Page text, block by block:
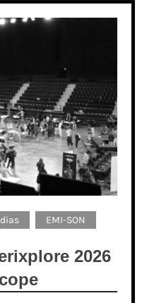
EMI-SON
2026